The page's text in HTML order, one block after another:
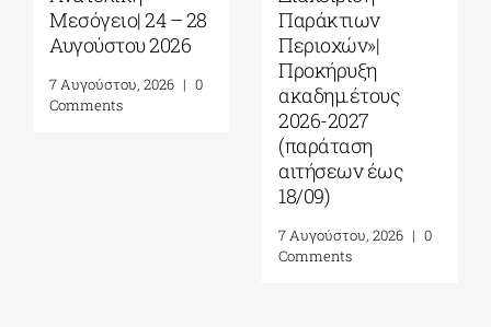
Μεσόγειο| 24 – 28
Αυγούστου 2026
7 Αυγούστου, 2026 | 0
Comments
Παράκτιων
Περιοχών»|
Προκήρυξη
ακαδημ.έτους
2026-2027
(παράταση
αιτήσεων έως
18/09)
7 Αυγούστου, 2026 | 0
Comments